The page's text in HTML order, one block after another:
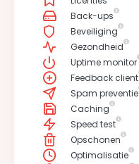
Back-ups
Beveiliging
Gezondheid
Uptime monitor
Feedback client
Spam preventie
Caching
Speed test
Opschonen
Optimalisatie